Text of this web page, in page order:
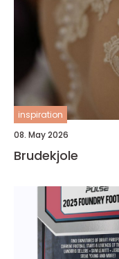
inspiration
08. May 2026
Brudekjole